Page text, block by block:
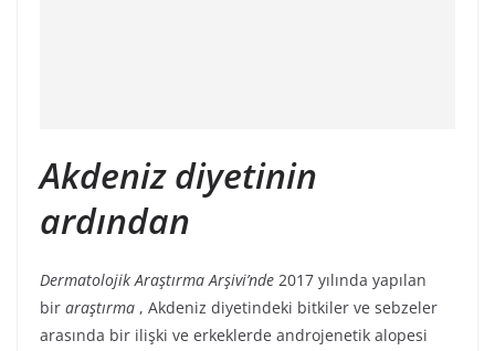
Akdeniz diyetinin
ardından
Dermatolojik Araştırma Arşivi’nde 2017 yılında yapılan
bir araştırma , Akdeniz diyetindeki bitkiler ve sebzeler
arasında bir ilişki ve erkeklerde androjenetik alopesi